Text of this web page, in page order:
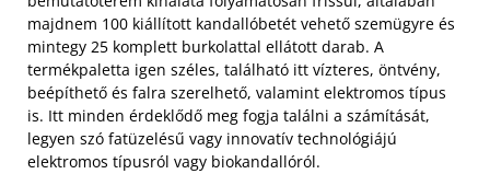
majdnem 100 kiállított kandallóbetét vehető szemügyre és
mintegy 25 komplett burkolattal ellátott darab. A
termékpaletta igen széles, található itt vízteres, öntvény,
beépíthető és falra szerelhető, valamint elektromos típus
is. Itt minden érdeklődő meg fogja találni a számítását,
legyen szó fatüzelésű vagy innovatív technológiájú
elektromos típusról vagy biokandallóról.